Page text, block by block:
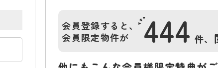
会員登録すると、
会員限定物件が
444 件、